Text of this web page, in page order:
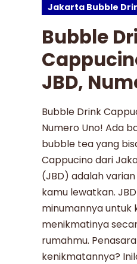
Jakarta Bubble
Bubble
JBD,
Bubble Drink
Numero Uno! Ada
bubble tea yang
Cappucino dari
(JBD) adalah
kamu lewatkan.
minumannya untuk
menikmatinya
rumahmu.
kenikmatannya?